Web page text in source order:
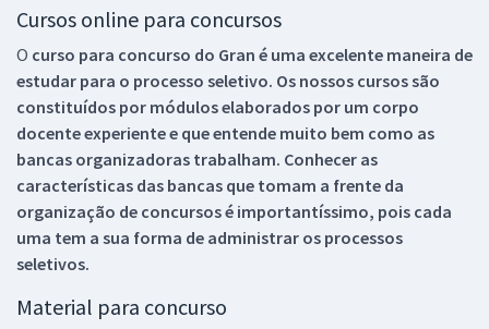
Cursos online para concursos
O curso para concurso do Gran é uma excelente maneira de
estudar para o processo seletivo. Os nossos cursos são
constituídos por módulos elaborados por um corpo
docente experiente e que entende muito bem como as
bancas organizadoras trabalham. Conhecer as
características das bancas que tomam a frente da
organização de concursos é importantíssimo, pois cada
uma tem a sua forma de administrar os processos
seletivos.
Material para concurso